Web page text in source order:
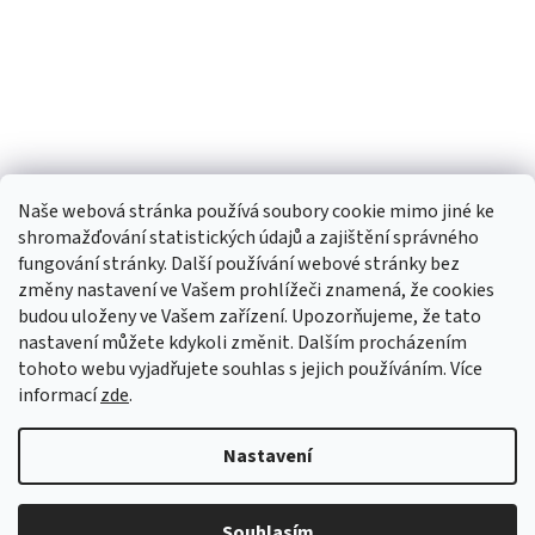
Naše webová stránka používá soubory cookie mimo jiné ke
shromažďování statistických údajů a zajištění správného
fungování stránky. Další používání webové stránky bez
změny nastavení ve Vašem prohlížeči znamená, že cookies
budou uloženy ve Vašem zařízení. Upozorňujeme, že tato
nastavení můžete kdykoli změnit. Dalším procházením
tohoto webu vyjadřujete souhlas s jejich používáním. Více
informacízde.
Nastavení
TIk Tok Instagram Facebook
Vytvořil Shoptet
Copyright 2026Babyom. Všechna práva vyhrazena.Upravit